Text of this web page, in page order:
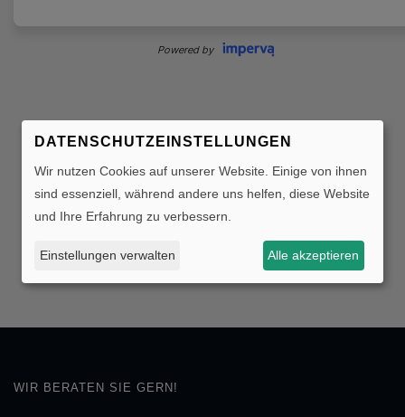
WIR BERATEN SIE GERN!
DATENSCHUTZEINSTELLUNGEN
Wir nutzen Cookies auf unserer Website. Einige von ihnen
sind essenziell, während andere uns helfen, diese Website
und Ihre Erfahrung zu verbessern.
Einstellungen verwalten Alle akzeptieren